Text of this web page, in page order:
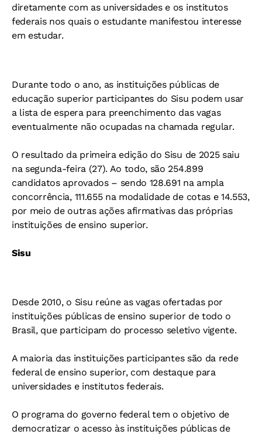
diretamente com as universidades e os institutos
federais nos quais o estudante manifestou interesse
em estudar.
Durante todo o ano, as instituições públicas de
educação superior participantes do Sisu podem usar
a lista de espera para preenchimento das vagas
eventualmente não ocupadas na chamada regular.
O resultado da primeira edição do Sisu de 2025 saiu
na segunda-feira (27). Ao todo, são 254.899
candidatos aprovados – sendo 128.691 na ampla
concorrência, 111.655 na modalidade de cotas e 14.553,
por meio de outras ações afirmativas das próprias
instituições de ensino superior.
Sisu
Desde 2010, o Sisu reúne as vagas ofertadas por
instituições públicas de ensino superior de todo o
Brasil, que participam do processo seletivo vigente.
A maioria das instituições participantes são da rede
federal de ensino superior, com destaque para
universidades e institutos federais.
O programa do governo federal tem o objetivo de
democratizar o acesso às instituições públicas de